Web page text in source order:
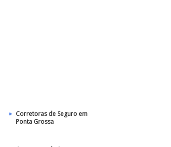
Corretoras de Seguro em
Ponta Grossa